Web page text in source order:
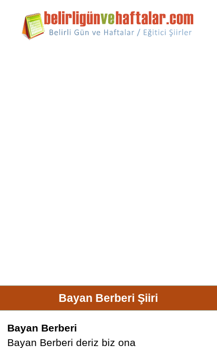
Bayan Berberi Şiiri
Bayan Berberi
Bayan Berberi deriz biz ona